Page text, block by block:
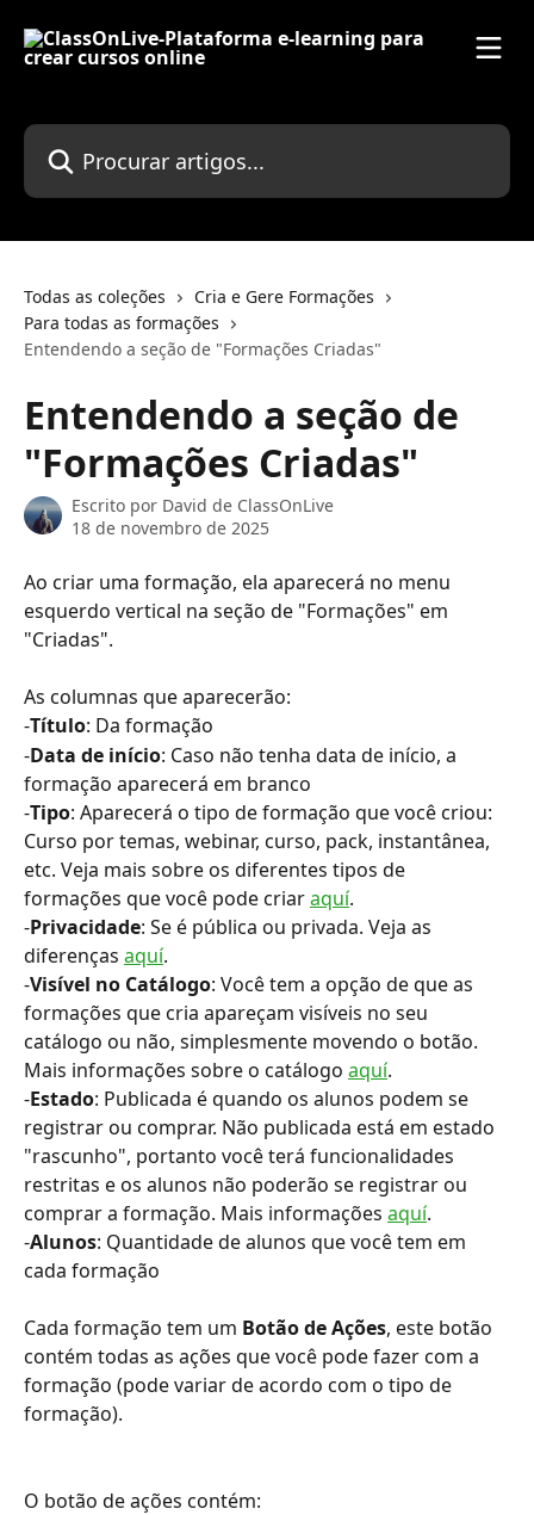
Procurar artigos...
Todas as coleções
Cria e Gere Formações
Para todas as formações
Entendendo a seção de "Formações Criadas"
Entendendo a seção de
"Formações Criadas"
Escrito por David de ClassOnLive
18 de novembro de 2025
Ao criar uma formação, ela aparecerá no menu
esquerdo vertical na seção de "Formações" em
"Criadas".
As columnas que aparecerão:
-Título: Da formação
-Data de início: Caso não tenha data de início, a
formação aparecerá em branco
-Tipo: Aparecerá o tipo de formação que você criou:
Curso por temas, webinar, curso, pack, instantânea,
etc. Veja mais sobre os diferentes tipos de
formações que você pode criar aquí.
-Privacidade: Se é pública ou privada. Veja as
diferenças aquí.
-Visível no Catálogo: Você tem a opção de que as
formações que cria apareçam visíveis no seu
catálogo ou não, simplesmente movendo o botão.
Mais informações sobre o catálogo aquí.
-Estado: Publicada é quando os alunos podem se
registrar ou comprar. Não publicada está em estado
"rascunho", portanto você terá funcionalidades
restritas e os alunos não poderão se registrar ou
comprar a formação. Mais informações aquí.
-Alunos: Quantidade de alunos que você tem em
cada formação
Cada formação tem um Botão de Ações, este botão
contém todas as ações que você pode fazer com a
formação (pode variar de acordo com o tipo de
formação).
O botão de ações contém: